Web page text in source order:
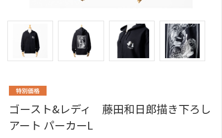
ゴースト&レディ 藤田和日郎描き下ろし
アート パーカーL